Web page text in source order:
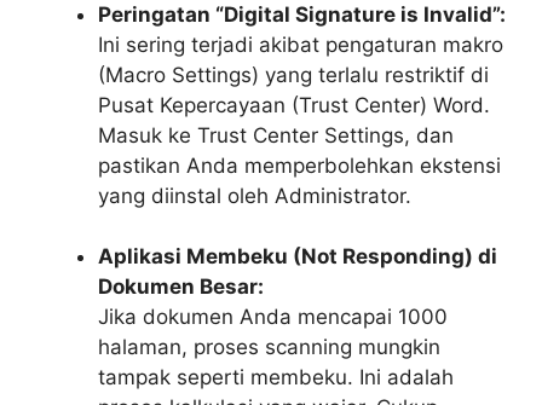
Peringatan “Digital Signature is Invalid”:
Ini sering terjadi akibat pengaturan makro
(Macro Settings) yang terlalu restriktif di
Pusat Kepercayaan (Trust Center) Word.
Masuk ke Trust Center Settings, dan
pastikan Anda memperbolehkan ekstensi
yang diinstal oleh Administrator.
Aplikasi Membeku (Not Responding) di
Dokumen Besar:
Jika dokumen Anda mencapai 1000
halaman, proses scanning mungkin
tampak seperti membeku. Ini adalah